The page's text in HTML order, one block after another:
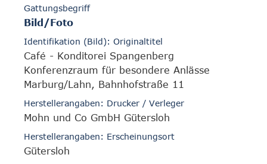
Gattungsbegriff
Bild/Foto
Identifikation (Bild): Originaltitel
Café - Konditorei Spangenberg
Konferenzraum für besondere Anlässe
Marburg/Lahn, Bahnhofstraße 11
Herstellerangaben: Drucker / Verleger
Mohn und Co GmbH Gütersloh
Herstellerangaben: Erscheinungsort
Gütersloh